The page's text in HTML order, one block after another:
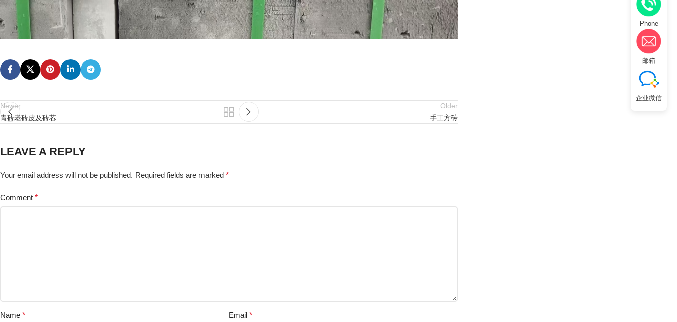
Newer
青砖老砖皮及砖芯
Older
手工方砖
LEAVE A REPLY
Your email address will not be published. Required fields are marked *
Comment *
Name * Email*
Phone
邮箱
企业微信